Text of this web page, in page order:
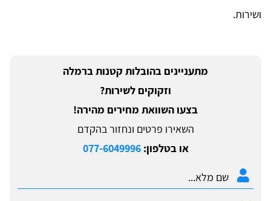
ושירות.
מתעניינים בהובלות קטנות ברמלה
וזקוקים לשירות?
בצעו השוואת מחירים מהירה!
השאירו פרטים ונחזור בהקדם
או בטלפון:077-6049996